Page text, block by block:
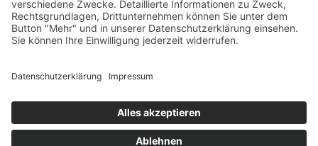
Impressum
AGB
Versandpartner
Zahlung und Versand
Datenschutz